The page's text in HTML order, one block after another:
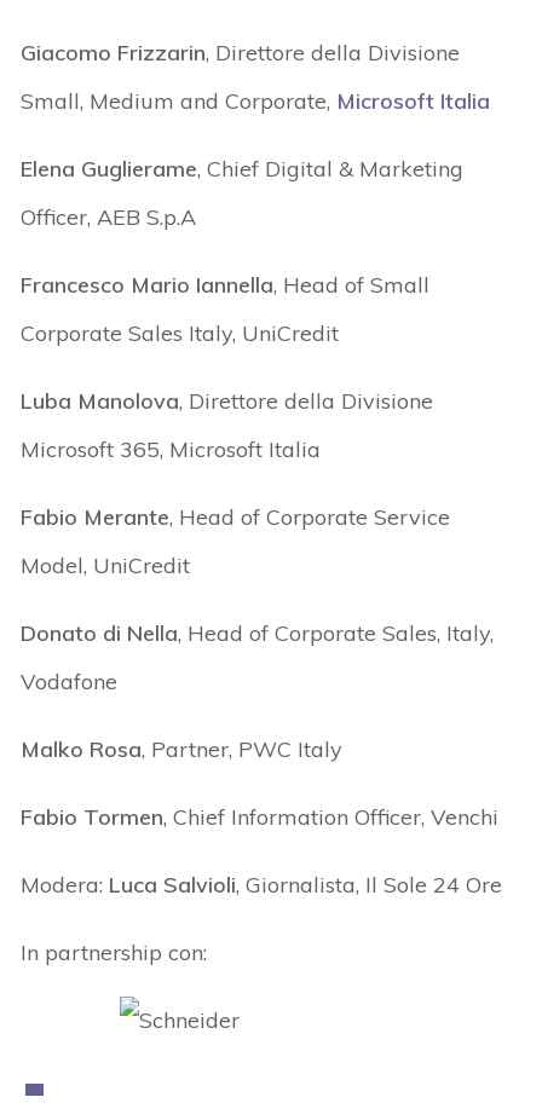
Giacomo Frizzarin, Direttore della Divisione
Small, Medium and Corporate, Microsoft Italia
Elena Guglierame, Chief Digital & Marketing
Officer, AEB S.p.A
Francesco Mario Iannella, Head of Small
Corporate Sales Italy, UniCredit
Luba Manolova, Direttore della Divisione
Microsoft 365, Microsoft Italia
Fabio Merante, Head of Corporate Service
Model, UniCredit
Donato di Nella, Head of Corporate Sales, Italy,
Vodafone
Malko Rosa, Partner, PWC Italy
Fabio Tormen, Chief Information Officer, Venchi
Modera: Luca Salvioli, Giornalista, Il Sole 24 Ore
In partnership con: